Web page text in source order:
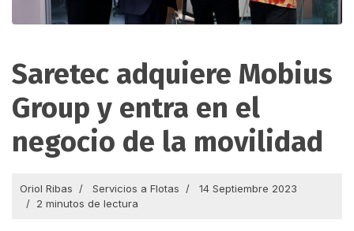
Saretec adquiere Mobius
Group y entra en el
negocio de la movilidad
Oriol Ribas Servicios a Flotas
14 Septiembre 2023
2 minutos de lectura